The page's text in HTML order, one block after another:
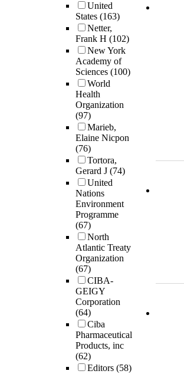
United
States (163)
Netter,
Frank H (102)
New York
Academy of
Sciences (100)
World
Health
Organization
(97)
Marieb,
Elaine Nicpon
(76)
Tortora,
Gerard J (74)
United
Nations
Environment
Programme
(67)
North
Atlantic Treaty
Organization
(67)
CIBA-
GEIGY
Corporation
(64)
Ciba
Pharmaceutical
Products, inc
(62)
Editors (58)